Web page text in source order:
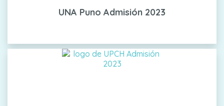
UNA Puno Admisión 2023